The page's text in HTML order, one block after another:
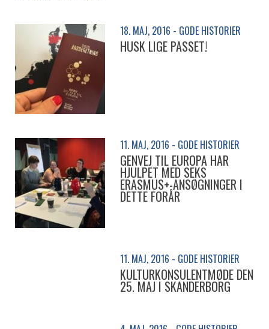
18. MAJ, 2016 - GODE HISTORIER
HUSK LIGE PASSET!
11. MAJ, 2016 - GODE HISTORIER
GENVEJ TIL EUROPA HAR
HJULPET MED SEKS
ERASMUS+-ANSØGNINGER I
DETTE FORÅR
11. MAJ, 2016 - GODE HISTORIER
KULTURKONSULENTMØDE DEN
25. MAJ I SKANDERBORG